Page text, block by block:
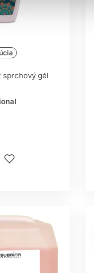
sprchový gél